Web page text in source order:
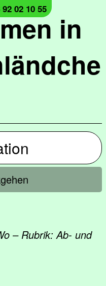
in
02 10 55
– Rubrik: Ab- und